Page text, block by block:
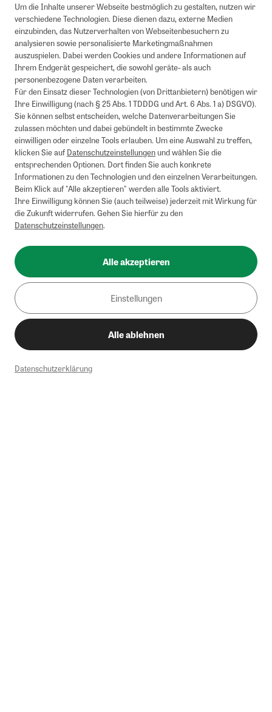
Um die Inhalte unserer Webseite bestmöglich zu gestalten, nutzen wir
verschiedene Technologien. Diese dienen dazu, externe Medien
einzubinden, das Nutzerverhalten von Webseitenbesuchern zu
analysieren sowie personalisierte Marketingmaßnahmen
auszuspielen. Dabei werden Cookies und andere Informationen auf
Ihrem Endgerät gespeichert, die sowohl geräte- als auch
personenbezogene Daten verarbeiten.
Für den Einsatz dieser Technologien (von Drittanbietern) benötigen wir
Ihre Einwilligung (nach § 25 Abs. 1 TDDDG und Art. 6 Abs. 1 a) DSGVO).
Sie können selbst entscheiden, welche Datenverarbeitungen Sie
zulassen möchten und dabei gebündelt in bestimmte Zwecke
einwilligen oder einzelne Tools erlauben. Um eine Auswahl zu treffen,
klicken Sie aufDatenschutzeinstellungenund wählen Sie die
entsprechenden Optionen. Dort finden Sie auch konkrete
Informationen zu den Technologien und den einzelnen Verarbeitungen.
Beim Klick auf "Alle akzeptieren" werden alle Tools aktiviert.
Ihre Einwilligung können Sie (auch teilweise) jederzeit mit Wirkung für
die Zukunft widerrufen. Gehen Sie hierfür zu den
Datenschutzeinstellungen.
Alle akzeptieren
Einstellungen
Alle ablehnen
Datenschutzerklärung